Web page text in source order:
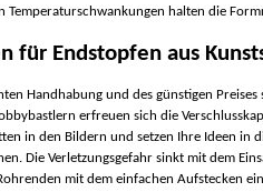
Temperaturschwankungen halten die
für Endstopfen aus
Handhabung und des günstigen Preises
erfreuen sich die
in den Bildern und setzen Ihre Ideen in
Die Verletzungsgefahr sinkt mit dem
mit dem einfachen Aufstecken